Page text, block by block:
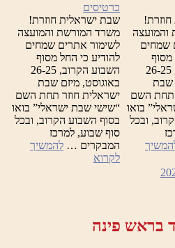
והמועצה
שמחים
מסוף
השבוע הקרוב, 26-25
שבת
תחת השם
בואו
ובכל
כרטיסים
שבת ישראלית חוזרת!
משרד המורשת והמועצה
לשימור אתרים שמחים
להודיע כי החל מסוף
השבוע הקרוב, 26-25
באוגוסט, מיזם שבת
ישראלית חוזר תחת השם
“שישי שבת ישראלי” בואו
בסוף השבוע הקרוב, ובכל
סוף שבוע, למרכז
המבקרים … להמשיך
לקרוא
בראש פינה